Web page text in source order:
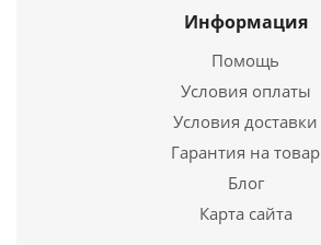
Подробнее
Купить в 1 клик
Информация
Помощь
Условия оплаты
Условия доставки
Гарантия на товар
Блог
Карта сайта